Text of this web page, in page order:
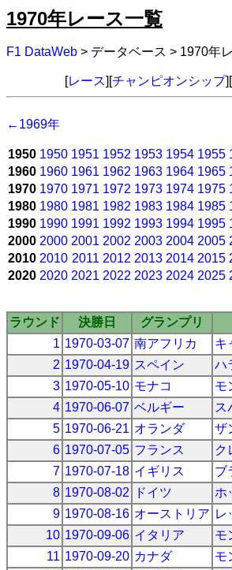
1970年レース一覧
F1 DataWeb > データベース > 1970年
[レース][チャンピオンシップ][
←1969年
1950 1950 1951 1952 1953 1954 1955
1960 1960 1961 1962 1963 1964 1965
1970 1970 1971 1972 1973 1974 1975
1980 1980 1981 1982 1983 1984 1985
1990 1990 1991 1992 1993 1994 1995
2000 2000 2001 2002 2003 2004 2005
2010 2010 2011 2012 2013 2014 2015
2020 2020 2021 2022 2023 2024 2025
ラウンド 決勝日 グランプリ
1 1970-03-07 南アフリカ
キ
2 1970-04-19 スペイン
ハ
3 1970-05-10 モナコ
モ
4 1970-06-07 ベルギー
ス
5 1970-06-21 オランダ
ザ
6 1970-07-05 フランス
ク
7 1970-07-18 イギリス
ブ
8 1970-08-02 ドイツ
ホ
9 1970-08-16 オーストリア レ
10 1970-09-06 イタリア
モ
11 1970-09-20 カナダ
モ